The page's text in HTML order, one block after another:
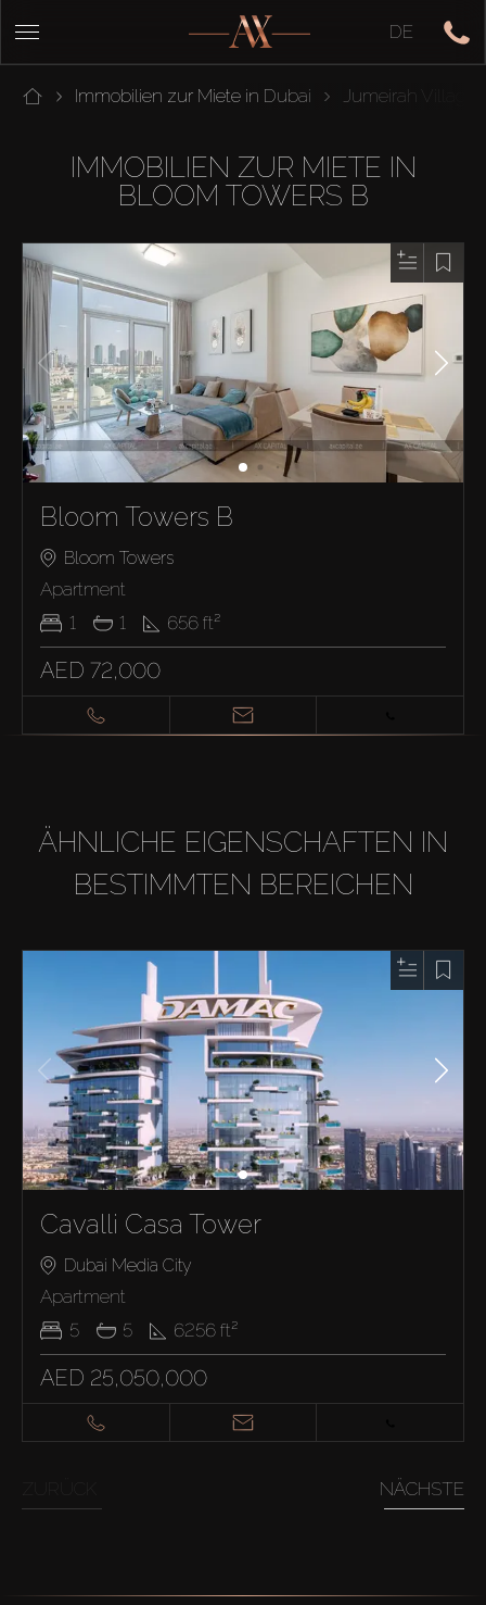
DE
Immobilien zur Miete in Dubai Jumeirah Village
IMMOBILIEN ZUR MIETE IN
BLOOM TOWERS B
Bloom Towers B
Bloom Towers
Apartment
1
1 656 ft²
AED 72,000
ÄHNLICHE EIGENSCHAFTEN IN
BESTIMMTEN BEREICHEN
Cavalli Casa Tower
Dubai Media City
Apartment
5
5 6256 ft²
AED 25,050,000
NÄCHSTE